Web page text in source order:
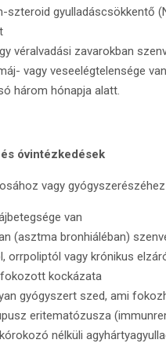
szteroid gyulladáscsökkentő
véralvadási zavarokban
vagy veseelégtelensége van
három hónapja alatt.
óvintézkedések
vagy
van
(asztma bronhiáléban)
orrpoliptól vagy krónikus
kockázata
gyógyszert szed, ami
eritematózusza
nélküli